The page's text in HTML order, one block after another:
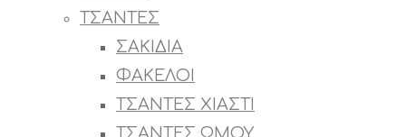
ΤΣΑΝΤΕΣ
ΣΑΚΙΔΙΑ
ΦΑΚΕΛΟΙ
ΤΣΑΝΤΕΣ ΧΙΑΣΤΙ
ΤΣΑΝΤΕΣ ΩΜΟΥ